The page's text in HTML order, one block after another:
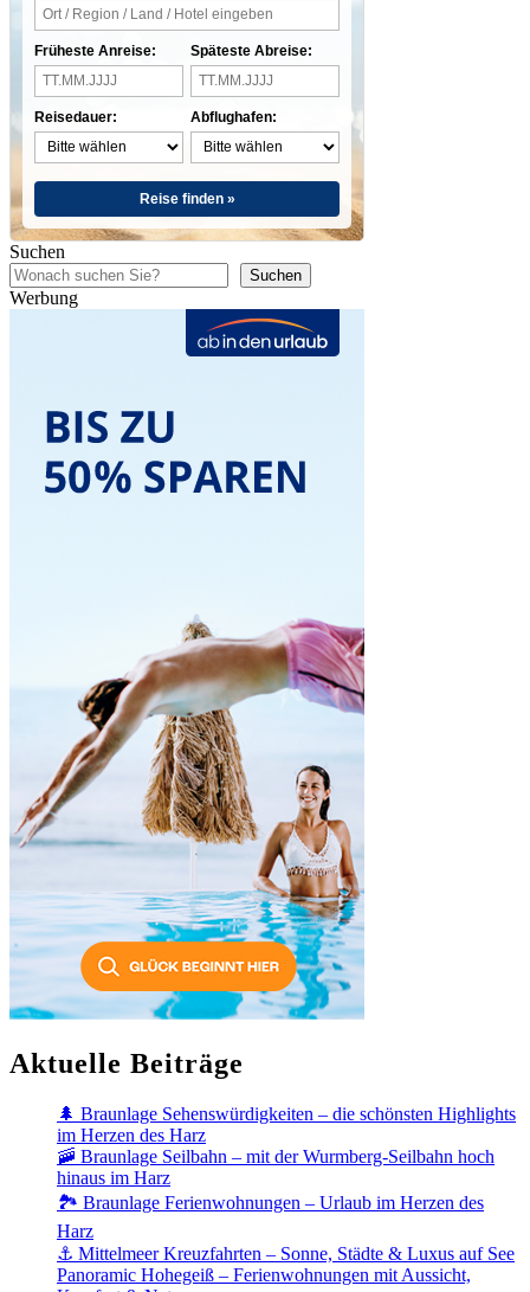
Früheste Anreise:
Reisedauer:
Späteste Abreise:
Abflughafen:
Reise finden »
Suchen
Suchen
Werbung
Aktuelle Beiträge
🌲 Braunlage Sehenswürdigkeiten – die schönsten Highlights
im Herzen des Harz
🚠 Braunlage Seilbahn – mit der Wurmberg-Seilbahn hoch
hinaus im Harz
🏞️ Braunlage Ferienwohnungen – Urlaub im Herzen des
Harz
⚓ Mittelmeer Kreuzfahrten – Sonne, Städte & Luxus auf See
Panoramic Hohegeiß – Ferienwohnungen mit Aussicht,